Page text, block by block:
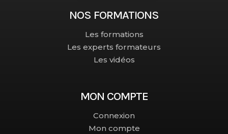
NOS FORMATIONS
Les formations
Les experts formateurs
Les vidéos
MON COMPTE
Connexion
Mon compte